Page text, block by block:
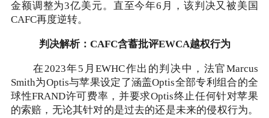
金额调整为3亿美元。直至今年6月，该判决又被美国
CAFC再度逆转。
判决解析：CAFC含蓄批评EWCA越权行为
在2023年5月EWHC作出的判决中，法官Marcus
Smith为Optis与苹果设定了涵盖Optis全部专利组合的全
球性FRAND许可费率，并要求Optis终止任何针对苹果
的索赔，无论其针对的是过去的还是未来的侵权行为。